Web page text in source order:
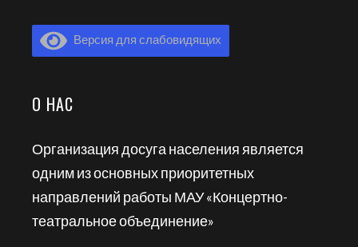
Версия для слабовидящих
О НАС
Организация досуга населения является
одним из основных приоритетных
направлений работы МАУ «Концертно-
театральное объединение»